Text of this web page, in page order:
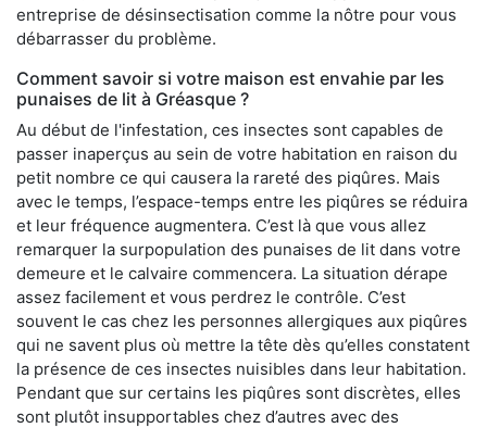
entreprise de désinsectisation comme la nôtre pour vous
débarrasser du problème.
Comment savoir si votre maison est envahie par les
punaises de lit à Gréasque ?
Au début de l'infestation, ces insectes sont capables de
passer inaperçus au sein de votre habitation en raison du
petit nombre ce qui causera la rareté des piqûres. Mais
avec le temps, l’espace-temps entre les piqûres se réduira
et leur fréquence augmentera. C’est là que vous allez
remarquer la surpopulation des punaises de lit dans votre
demeure et le calvaire commencera. La situation dérape
assez facilement et vous perdrez le contrôle. C’est
souvent le cas chez les personnes allergiques aux piqûres
qui ne savent plus où mettre la tête dès qu’elles constatent
la présence de ces insectes nuisibles dans leur habitation.
Pendant que sur certains les piqûres sont discrètes, elles
sont plutôt insupportables chez d’autres avec des